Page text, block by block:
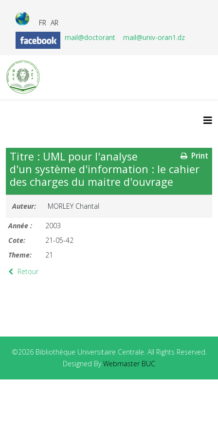
FR AR
mail@doctorant
mail@univ-oran1.dz
Print
Titre : UML pour l'analyse
d'un système d'information : le cahier
des charges du maitre d'ouvrage
Auteur: MORLEY Chantal
Année :
2003
Cote:
21-05-42
Theme:
21
Retour
©2026 Bibliothèque Universitaire Centrale. All Rights Reserved.
Designed ByWebmaster BUC